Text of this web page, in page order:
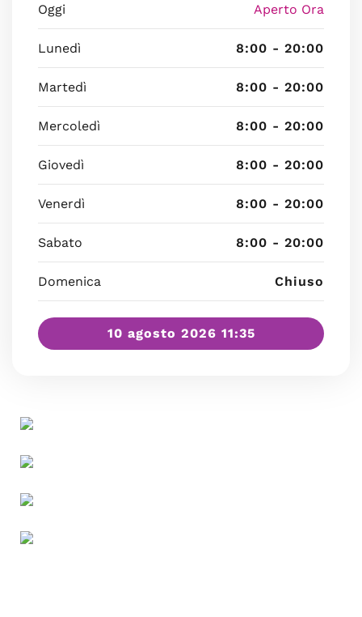
Oggi Aperto Ora
Lunedì 8:00 - 20:00
Martedì 8:00 - 20:00
Mercoledì 8:00 - 20:00
Giovedì 8:00 - 20:00
Venerdì 8:00 - 20:00
Sabato 8:00 - 20:00
Domenica Chiuso
10 agosto 2026 11:35